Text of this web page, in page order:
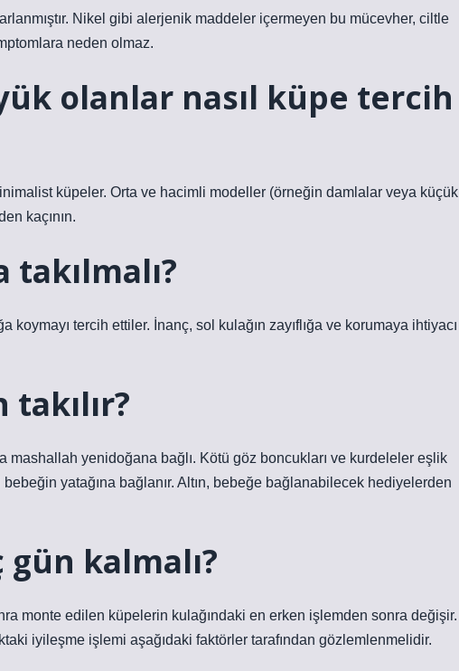
Nikel gibi alerjenik maddeler içermeyen bu mücevher, ciltle
neden olmaz.
olanlar nasıl küpe tercih
küpeler. Orta ve hacimli modeller (örneğin damlalar veya küçük
kaçının.
tercih ettiler. İnanç, sol kulağın zayıflığa ve korumaya ihtiyacı
mashallah yenidoğana bağlı. Kötü göz boncukları ve kurdeleler eşlik
yatağına bağlanır. Altın, bebeğe bağlanabilecek hediyelerden
kalmalı?
monte edilen küpelerin kulağındaki en erken işlemden sonra değişir.
iyileşme işlemi aşağıdaki faktörler tarafından gözlemlenmelidir.